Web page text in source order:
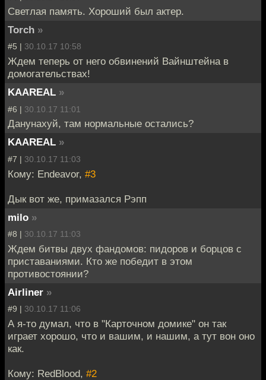
Светлая память. Хороший был актер.
Torch »
#5 | 30.10.17 10:58
Ждем теперь от него обвинений Вайнштейна в
домогательствах!
KAAREAL »
#6 | 30.10.17 11:01
Данунахуй, там нормальные остались?
KAAREAL »
#7 | 30.10.17 11:03
Кому: Endeavor, #3
Дык вот же, примазался Рэпп
milo »
#8 | 30.10.17 11:03
Ждем битвы двух фандомов: пидоров и борцов с
приставаниями. Кто же победит в этом
противостоянии?
Airliner »
#9 | 30.10.17 11:06
А я-то думал, что в "Карточном домике" он так
играет хорошо, что и вашим, и нашим, а тут вон оно
как.
Кому: RedBlood, #2